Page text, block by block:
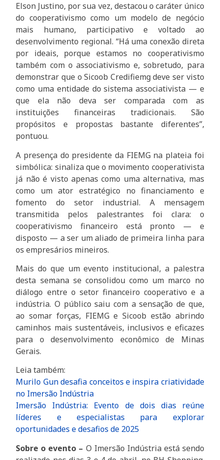
Elson Justino, por sua vez, destacou o caráter único
do cooperativismo como um modelo de negócio
mais humano, participativo e voltado ao
desenvolvimento regional. “Há uma conexão direta
por ideais, porque estamos no cooperativismo
também com o associativismo e, sobretudo, para
demonstrar que o Sicoob Credifiemg deve ser visto
como uma entidade do sistema associativista — e
que ela não deva ser comparada com as
instituições financeiras tradicionais. São
propósitos e propostas bastante diferentes”,
pontuou.
A presença do presidente da FIEMG na plateia foi
simbólica: sinaliza que o movimento cooperativista
já não é visto apenas como uma alternativa, mas
como um ator estratégico no financiamento e
fomento do setor industrial. A mensagem
transmitida pelos palestrantes foi clara: o
cooperativismo financeiro está pronto — e
disposto — a ser um aliado de primeira linha para
os empresários mineiros.
Mais do que um evento institucional, a palestra
desta semana se consolidou como um marco no
diálogo entre o setor financeiro cooperativo e a
indústria. O público saiu com a sensação de que,
ao somar forças, FIEMG e Sicoob estão abrindo
caminhos mais sustentáveis, inclusivos e eficazes
para o desenvolvimento econômico de Minas
Gerais.
Leia também:
Murilo Gun desafia conceitos e inspira criatividade
no Imersão Indústria
Imersão Indústria: Evento de dois dias reúne
líderes e especialistas para explorar
oportunidades e desafios de 2025
Sobre o evento – O Imersão Indústria está sendo